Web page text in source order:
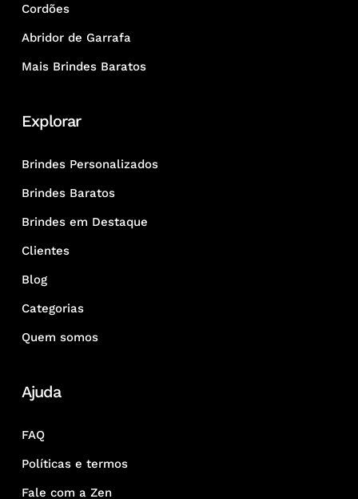
Cordões
Abridor de Garrafa
Mais Brindes Baratos
Explorar
Brindes Personalizados
Brindes Baratos
Brindes em Destaque
Clientes
Blog
Categorias
Quem somos
Ajuda
FAQ
Políticas e termos
Fale com a Zen